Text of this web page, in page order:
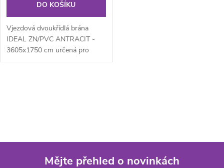
DO KOŠÍKU
Vjezdová dvoukřídlá brána
IDEAL ZN/PVC ANTRACIT -
3605x1750 cm určená pro
drátěné ploty. Výplň z
Mějte přehled o novinkách